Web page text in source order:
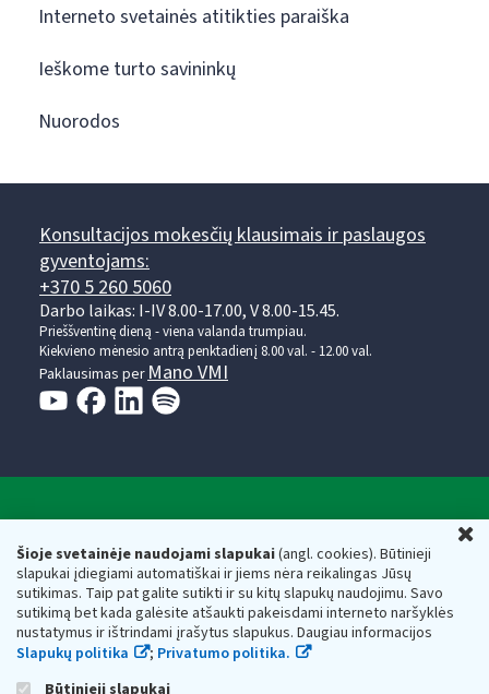
Šioje svetainėje naudojami slapukai(angl. cookies). Būtinieji
slapukai įdiegiami automatiškai ir jiems nėra reikalingas Jūsų
sutikimas. Taip pat galite sutikti ir su kitų slapukų naudojimu. Savo
sutikimą bet kada galėsite atšaukti pakeisdami interneto naršyklės
nustatymus ir ištrindami įrašytus slapukus. Daugiau informacijos
Slapukų politika
; Privatumo politika.
Būtinieji slapukai
Interneto svetainės atitikties paraiška
Ieškome turto savininkų
Nuorodos
Konsultacijos mokesčių klausimais ir paslaugos
gyventojams:
+370 5 260 5060
Darbo laikas: I-IV 8.00-17.00, V 8.00-15.45.
Prieššventinę dieną - viena valanda trumpiau.
Kiekvieno mėnesio antrą penktadienį 8.00 val. - 12.00 val.
Paklausimas per Mano VMI
Respublikos finansų ministerijos
Biudžetinė įstaiga. Juridinio asmens kodas — 188659752,
adresas: Vasario 16-osios g. 14, 01107 Vilnius, Lietuva, el.paštas:
vmi@vmi.lt, E. pristatymo dėžutės adresas 188659752
Duomenys apie Valstybinę mokesčių inspekciją prie Lietuvos
Respublikos finansų ministerijos kaupiami ir saugomi Juridinių